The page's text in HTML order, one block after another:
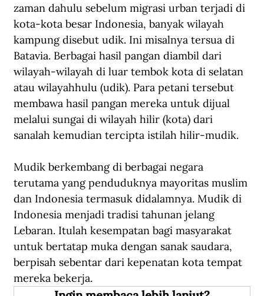
zaman dahulu sebelum migrasi urban terjadi di
kota-kota besar Indonesia, banyak wilayah
kampung disebut udik. Ini misalnya tersua di
Batavia. Berbagai hasil pangan diambil dari
wilayah-wilayah di luar tembok kota di selatan
atau wilayahhulu (udik). Para petani tersebut
membawa hasil pangan mereka untuk dijual
melalui sungai di wilayah hilir (kota) dari
sanalah kemudian tercipta istilah hilir-mudik.
Mudik berkembang di berbagai negara
terutama yang penduduknya mayoritas muslim
dan Indonesia termasuk didalamnya. Mudik di
Indonesia menjadi tradisi tahunan jelang
Lebaran. Itulah kesempatan bagi masyarakat
untuk bertatap muka dengan sanak saudara,
berpisah sebentar dari kepenatan kota tempat
mereka bekerja.